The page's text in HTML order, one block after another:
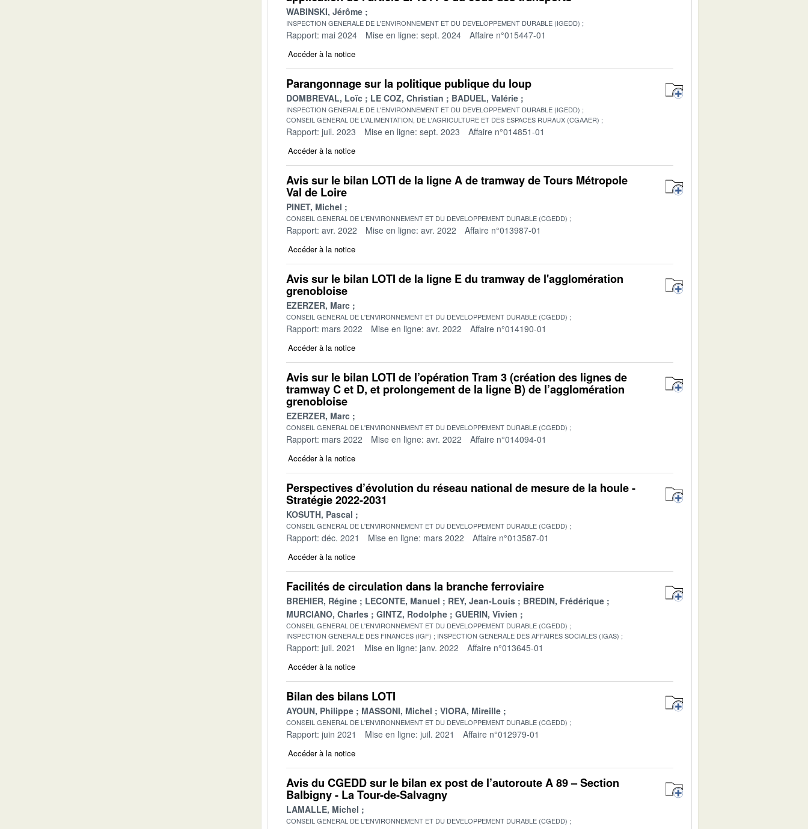
WABINSKI, Jérôme
INSPECTION GENERALE DE L'ENVIRONNEMENT ET DU DEVELOPPEMENT DURABLE (IGEDD)
Rapport: mai 2024 Mise en ligne: sept. 2024 Affaire n°015447-01
Accéder à la notice
Parangonnage sur la politique publique du loup
DOMBREVAL, Loïc LE COZ, Christian BADUEL, Valérie
INSPECTION GENERALE DE L'ENVIRONNEMENT ET DU DEVELOPPEMENT DURABLE (IGEDD)
CONSEIL GENERAL DE L'ALIMENTATION, DE L'AGRICULTURE ET DES ESPACES RURAUX (CGAAER)
Rapport: juil. 2023 Mise en ligne: sept. 2023 Affaire n°014851-01
Accéder à la notice
Avis sur le bilan LOTI de la ligne A de tramway de Tours Métropole
Val de Loire
PINET, Michel
CONSEIL GENERAL DE L'ENVIRONNEMENT ET DU DEVELOPPEMENT DURABLE (CGEDD)
Rapport: avr. 2022 Mise en ligne: avr. 2022 Affaire n°013987-01
Accéder à la notice
Avis sur le bilan LOTI de la ligne E du tramway de l'agglomération
grenobloise
EZERZER, Marc
CONSEIL GENERAL DE L'ENVIRONNEMENT ET DU DEVELOPPEMENT DURABLE (CGEDD)
Rapport: mars 2022 Mise en ligne: avr. 2022 Affaire n°014190-01
Accéder à la notice
Avis sur le bilan LOTI de l’opération Tram 3 (création des lignes de
tramway C et D, et prolongement de la ligne B) de l’agglomération
grenobloise
EZERZER, Marc
CONSEIL GENERAL DE L'ENVIRONNEMENT ET DU DEVELOPPEMENT DURABLE (CGEDD)
Rapport: mars 2022 Mise en ligne: avr. 2022 Affaire n°014094-01
Accéder à la notice
Perspectives d’évolution du réseau national de mesure de la houle -
Stratégie 2022-2031
KOSUTH, Pascal
CONSEIL GENERAL DE L'ENVIRONNEMENT ET DU DEVELOPPEMENT DURABLE (CGEDD)
Rapport: déc. 2021 Mise en ligne: mars 2022 Affaire n°013587-01
Accéder à la notice
Facilités de circulation dans la branche ferroviaire
BREHIER, Régine LECONTE, Manuel REY, Jean-Louis
BREDIN, Frédérique
MURCIANO, Charles
GINTZ, Rodolphe GUERIN, Vivien
CONSEIL GENERAL DE L'ENVIRONNEMENT ET DU DEVELOPPEMENT DURABLE (CGEDD)
INSPECTION GENERALE DES FINANCES (IGF)
INSPECTION GENERALE DES AFFAIRES SOCIALES (IGAS)
Rapport: juil. 2021 Mise en ligne: janv. 2022 Affaire n°013645-01
Accéder à la notice
Bilan des bilans LOTI
AYOUN, Philippe MASSONI, Michel VIORA, Mireille
CONSEIL GENERAL DE L'ENVIRONNEMENT ET DU DEVELOPPEMENT DURABLE (CGEDD)
Rapport: juin 2021 Mise en ligne: juil. 2021 Affaire n°012979-01
Accéder à la notice
Avis du CGEDD sur le bilan ex post de l’autoroute A 89 – Section
Balbigny - La Tour-de-Salvagny
LAMALLE, Michel
CONSEIL GENERAL DE L'ENVIRONNEMENT ET DU DEVELOPPEMENT DURABLE (CGEDD)